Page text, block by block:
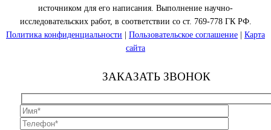
источником для его написания. Выполнение научно-
исследовательских работ, в соответствии со ст. 769-778 ГК РФ.
Политика конфиденциальности | Пользовательское соглашение | Карта
сайта
ЗАКАЗАТЬ ЗВОНОК